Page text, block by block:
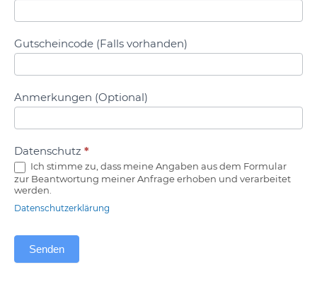
Gutscheincode (Falls vorhanden)
Anmerkungen (Optional)
Datenschutz *
Ich stimme zu, dass meine Angaben aus dem Formular
zur Beantwortung meiner Anfrage erhoben und verarbeitet
werden.
Datenschutzerklärung
Senden